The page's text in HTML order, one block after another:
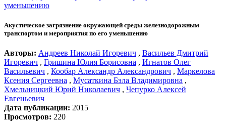
уменьшению
Акустическое загрязнение окружающей среды железнодорожным
транспортом и мероприятия по его уменьшению
Авторы: Андреев Николай Игоревич , Васильев Дмитрий
Игоревич , Гришина Юлия Борисовна , Игнатов Олег
Васильевич , Кообар Александр Александрович , Маркелова
Ксения Сергеевна , Мусаткина Бэла Владимировна ,
Хмельницкий Юрий Николаевич , Чепурко Алексей
Евгеньевич
Дата публикации: 2015
Просмотров: 220